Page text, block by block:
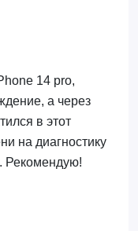
14 pro,
а через
в этот
на диагностику
Рекомендую!